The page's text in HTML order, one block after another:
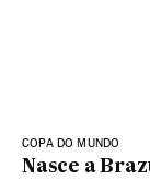
COPA DO MUNDO
Nasce a